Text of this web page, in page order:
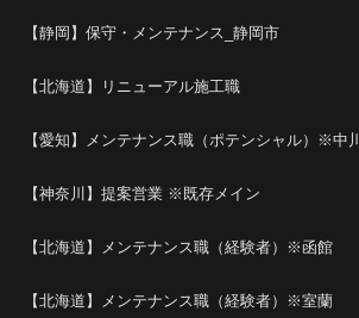
【静岡】保守・メンテナンス_静岡市
【北海道】リニューアル施工職
【愛知】メンテナンス職（ポテンシャル）※中川
【神奈川】提案営業 ※既存メイン
【北海道】メンテナンス職（経験者）※函館
【北海道】メンテナンス職（経験者）※室蘭